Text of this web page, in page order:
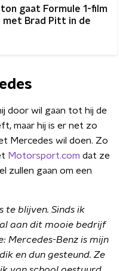
gaat Formule 1-film
met Brad Pitt in de
door wil gaan tot hij de
maar hij is er net zo
Mercedes wil doen. Zo
Motorsport.com dat ze
zullen gaan om een
te blijven. Sinds ik
aan dit mooie bedrijf
Mercedes-Benz is mijn
en dun gesteund. Ze